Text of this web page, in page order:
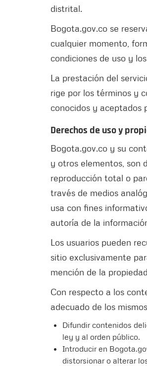
distrital.
Bogota.gov.co se
cualquier momento,
condiciones de uso y
La prestación del
rige por los términos y
conocidos y aceptados
Derechos de uso y
Bogota.gov.co y su
y otros elementos, son
reproducción total o
través de medios
usa con fines
autoría de la
Los usuarios pueden
sitio exclusivamente
mención de la
Con respecto a los
adecuado de los
Difundir contenidos
ley y al orden público.
Introducir en
distorsionar o alterar